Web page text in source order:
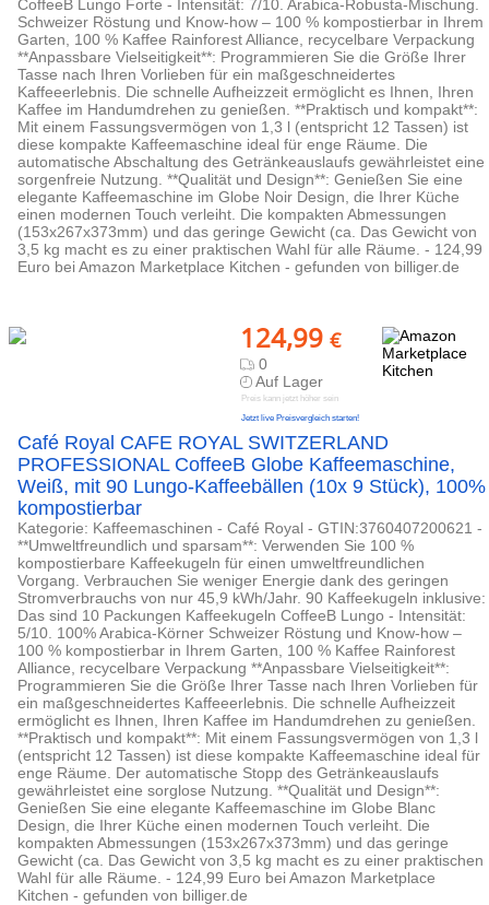
CoffeeB Lungo Forte - Intensität: 7/10. Arabica-Robusta-Mischung.
Schweizer Röstung und Know-how – 100 % kompostierbar in Ihrem
Garten, 100 % Kaffee Rainforest Alliance, recycelbare Verpackung
**Anpassbare Vielseitigkeit**: Programmieren Sie die Größe Ihrer
Tasse nach Ihren Vorlieben für ein maßgeschneidertes
Kaffeeerlebnis. Die schnelle Aufheizzeit ermöglicht es Ihnen, Ihren
Kaffee im Handumdrehen zu genießen. **Praktisch und kompakt**:
Mit einem Fassungsvermögen von 1,3 l (entspricht 12 Tassen) ist
diese kompakte Kaffeemaschine ideal für enge Räume. Die
automatische Abschaltung des Getränkeauslaufs gewährleistet eine
sorgenfreie Nutzung. **Qualität und Design**: Genießen Sie eine
elegante Kaffeemaschine im Globe Noir Design, die Ihrer Küche
einen modernen Touch verleiht. Die kompakten Abmessungen
(153x267x373mm) und das geringe Gewicht (ca. Das Gewicht von
3,5 kg macht es zu einer praktischen Wahl für alle Räume. - 124,99
Euro bei Amazon Marketplace Kitchen - gefunden von billiger.de
124,99 €
0
Auf Lager
Preis kann jetzt höher sein
Jetzt live Preisvergleich starten!
Café Royal CAFE ROYAL SWITZERLAND
PROFESSIONAL CoffeeB Globe Kaffeemaschine,
Weiß, mit 90 Lungo-Kaffeebällen (10x 9 Stück), 100%
kompostierbar
Kategorie: Kaffeemaschinen - Café Royal - GTIN:3760407200621 -
**Umweltfreundlich und sparsam**: Verwenden Sie 100 %
kompostierbare Kaffeekugeln für einen umweltfreundlichen
Vorgang. Verbrauchen Sie weniger Energie dank des geringen
Stromverbrauchs von nur 45,9 kWh/Jahr. 90 Kaffeekugeln inklusive:
Das sind 10 Packungen Kaffeekugeln CoffeeB Lungo - Intensität:
5/10. 100% Arabica-Körner Schweizer Röstung und Know-how –
100 % kompostierbar in Ihrem Garten, 100 % Kaffee Rainforest
Alliance, recycelbare Verpackung **Anpassbare Vielseitigkeit**:
Programmieren Sie die Größe Ihrer Tasse nach Ihren Vorlieben für
ein maßgeschneidertes Kaffeeerlebnis. Die schnelle Aufheizzeit
ermöglicht es Ihnen, Ihren Kaffee im Handumdrehen zu genießen.
**Praktisch und kompakt**: Mit einem Fassungsvermögen von 1,3 l
(entspricht 12 Tassen) ist diese kompakte Kaffeemaschine ideal für
enge Räume. Der automatische Stopp des Getränkeauslaufs
gewährleistet eine sorglose Nutzung. **Qualität und Design**:
Genießen Sie eine elegante Kaffeemaschine im Globe Blanc
Design, die Ihrer Küche einen modernen Touch verleiht. Die
kompakten Abmessungen (153x267x373mm) und das geringe
Gewicht (ca. Das Gewicht von 3,5 kg macht es zu einer praktischen
Wahl für alle Räume. - 124,99 Euro bei Amazon Marketplace
Kitchen - gefunden von billiger.de